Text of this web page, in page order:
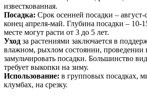
известкованная.
Посадка: Срок осенней посадки – август-
конец апреля-май. Глубина посадки – 10-
месте могут расти от 3 до 5 лет.
Уход за растениями заключается в
влажном, рыхлом состоянии,
замульчировать посадки. Большинство
требует выкопки на зиму.
Использование: в групповых посадках,
клумбах, на срезку.